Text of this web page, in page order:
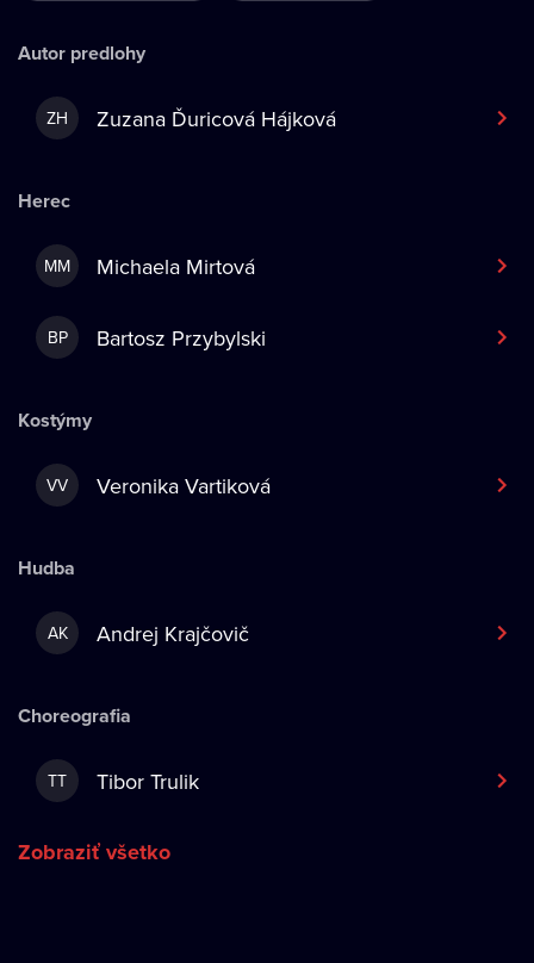
Autor predlohy
ZH Zuzana Ďuricová Hájková
Herec
MM Michaela Mirtová
BP Bartosz Przybylski
Kostýmy
VV Veronika Vartiková
Hudba
AK Andrej Krajčovič
Choreografia
TT Tibor Trulik
Zobraziť všetko